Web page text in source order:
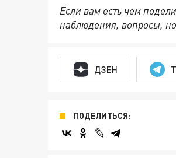
Если вам есть чем
наблюдения, вопросы,
ДЗЕН
ПОДЕЛИТЬСЯ: